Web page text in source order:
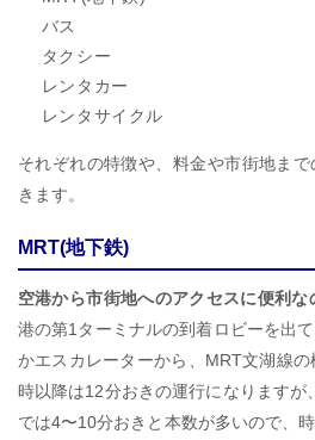
バス
タクシー
レンタカー
レンタサイクル
それぞれの特徴や、料金や市街地ま
きます。
MRT(地下鉄)
空港から市街地へのアクセスに便利な
港の第1ターミナルの到着ロビーを出
かエスカレーターから、MRT文湖線
時以降は12分おきの運行になりますが
では4〜10分おきと本数が多いので、